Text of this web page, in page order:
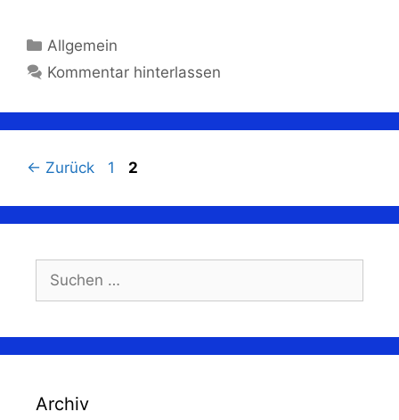
Kategorien
Allgemein
Kommentar hinterlassen
← Zurück Seite
1 Seite
2
nach:
Archiv